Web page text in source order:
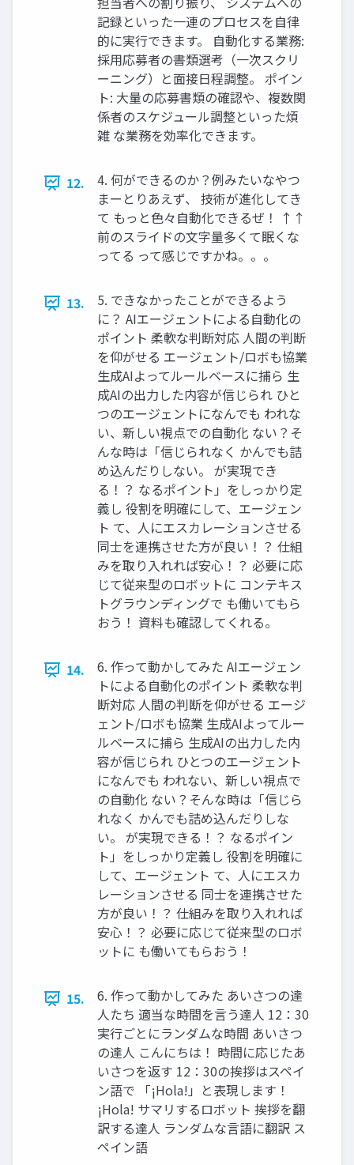
記録といった一連のプロセスを自律
的に実行できます。 自動化する業務:
採用応募者の書類選考（一次スクリ
ーニング）と面接日程調整。 ポイン
ト: 大量の応募書類の確認や、複数関
係者のスケジュール調整といった煩
雑 な業務を効率化できます。
12.
4. 何ができるのか？例みたいなやつ
まーとりあえず、 技術が進化してき
て もっと色々自動化できるぜ！ ↑↑
前のスライドの文字量多くて眠くな
ってる って感じですかね。。。
13.
5. できなかったことができるよう
に？ AIエージェントによる自動化の
ポイント 柔軟な判断対応 人間の判断
を仰がせる エージェント/ロボも協業
生成AIよってルールベースに捕ら 生
成AIの出力した内容が信じられ ひと
つのエージェントになんでも われな
い、新しい視点での自動化 ない？そ
んな時は「信じられなく かんでも詰
め込んだりしない。 が実現でき
る！？ なるポイント」をしっかり定
義し 役割を明確にして、エージェン
ト て、人にエスカレーションさせる
同士を連携させた方が良い！？ 仕組
みを取り入れれば安心！？ 必要に応
じて従来型のロボットに コンテキス
トグラウンディングで も働いてもら
おう！ 資料も確認してくれる。
14.
6. 作って動かしてみた AIエージェン
トによる自動化のポイント 柔軟な判
断対応 人間の判断を仰がせる エージ
ェント/ロボも協業 生成AIよってルー
ルベースに捕ら 生成AIの出力した内
容が信じられ ひとつのエージェント
になんでも われない、新しい視点で
の自動化 ない？そんな時は「信じら
れなく かんでも詰め込んだりしな
い。 が実現できる！？ なるポイン
ト」をしっかり定義し 役割を明確に
して、エージェント て、人にエスカ
レーションさせる 同士を連携させた
方が良い！？ 仕組みを取り入れれば
安心！？ 必要に応じて従来型のロボ
ットに も働いてもらおう！
15.
6. 作って動かしてみた あいさつの達
人たち 適当な時間を言う達人 12：30
実行ごとにランダムな時間 あいさつ
の達人 こんにちは！ 時間に応じたあ
いさつを返す 12：30の挨拶はスペイ
ン語で 「¡Hola!」と表現します！
¡Hola! サマリするロボット 挨拶を翻
訳する達人 ランダムな言語に翻訳 ス
ペイン語